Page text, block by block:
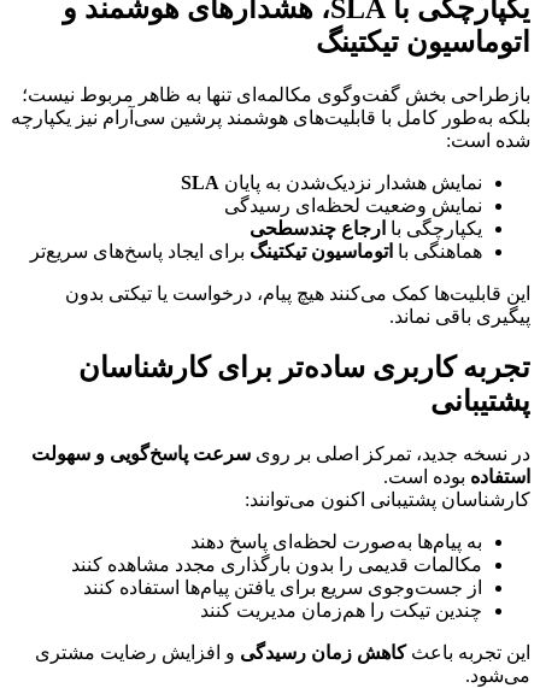
اتوماسیون تیکتینگ
شده است:
نمایش هشدار نزدیک‌شدن به پایان
SLA
نمایش وضعیت لحظه‌ای رسیدگی
یکپارچگی با ارجاع چندسطحی
هماهنگی با اتوماسیون تیکتینگ برای ایجاد پاسخ‌های سریع‌تر
پیگیری باقی نماند.
پشتیبانی
در نسخه جدید، تمرکز اصلی بر روی
استفاده بوده است.
کارشناسان پشتیبانی اکنون می‌توانند:
به پیام‌ها به‌صورت لحظه‌ای پاسخ دهند
مکالمات قدیمی را بدون بارگذاری مجدد مشاهده کنند
از جست‌وجوی سریع برای یافتن پیام‌ها استفاده کنند
چندین تیکت را هم‌زمان مدیریت کنند
این تجربه باعث کاهش زمان رسیدگی
می‌شود.